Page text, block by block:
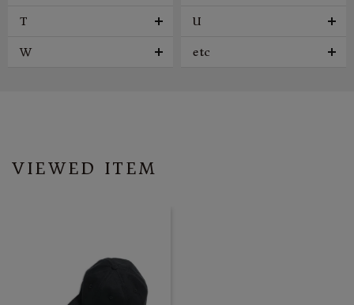
T U
W etc
VIEWED ITEM